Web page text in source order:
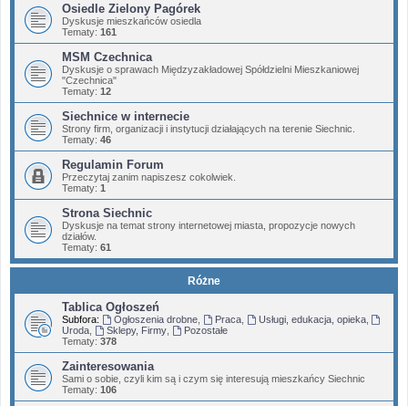
Osiedle Zielony Pagórek
Dyskusje mieszkańców osiedla
Tematy: 161
MSM Czechnica
Dyskusje o sprawach Międzyzakładowej Spółdzielni Mieszkaniowej
"Czechnica"
Tematy: 12
Siechnice w internecie
Strony firm, organizacji i instytucji działających na terenie Siechnic.
Tematy: 46
Regulamin Forum
Przeczytaj zanim napiszesz cokolwiek.
Tematy: 1
Strona Siechnic
Dyskusje na temat strony internetowej miasta, propozycje nowych
działów.
Tematy: 61
Różne
Tablica Ogłoszeń
Subfora: Ogłoszenia drobne, Praca, Usługi, edukacja, opieka,
Uroda
Sklepy, Firmy,
Pozostałe
Tematy: 378
Zainteresowania
Sami o sobie, czyli kim są i czym się interesują mieszkańcy Siechnic
Tematy: 106